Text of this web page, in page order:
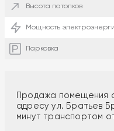
Высота потолков
Мощность
Парковка
Продажа помещения
адресу ул. Братьев
минут транспортом